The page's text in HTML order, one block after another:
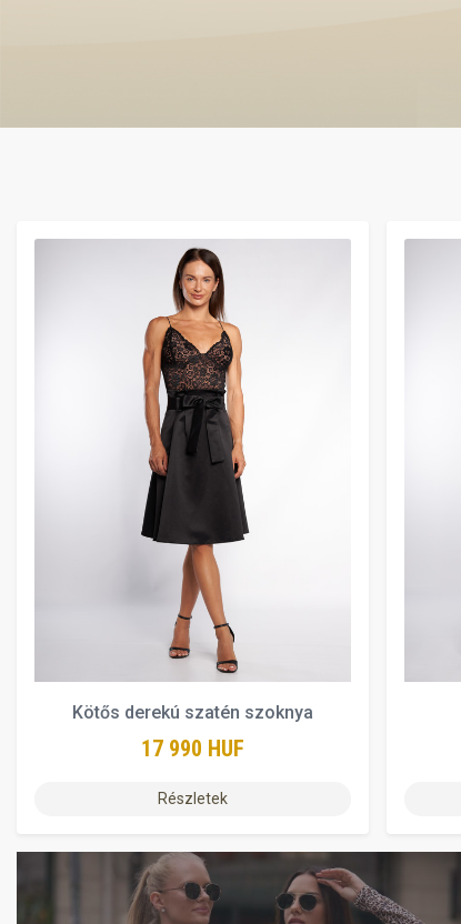
Kötős derekú szatén szoknya
17 990 HUF
Részletek